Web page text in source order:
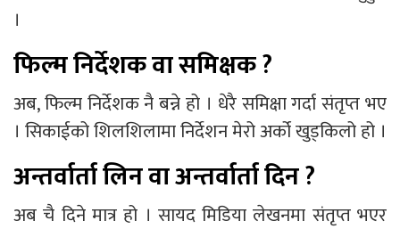
।
फिल्म निर्देशक वा समिक्षक ?
अब, फिल्म निर्देशक नै बन्ने हो । धेरै समिक्षा गर्दा संतृप्त भए
। सिकाईको शिलशिलामा निर्देशन मेरो अर्को खुड्किलो हो ।
अन्तर्वार्ता लिन वा अन्तर्वार्ता दिन ?
अब चै दिने मात्र हो । सायद मिडिया लेखनमा संतृप्त भएर